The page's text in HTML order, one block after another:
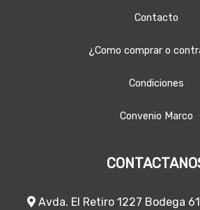
Contacto
¿Como comprar o
Condiciones
Convenio Marco
Avda. El Retiro 1227 Bodega